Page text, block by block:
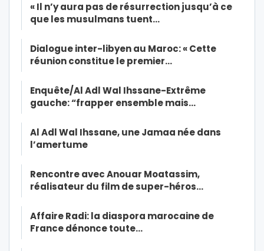
« Il n’y aura pas de résurrection jusqu’à ce
que les musulmans tuent…
Dialogue inter-libyen au Maroc: « Cette
réunion constitue le premier…
Enquête/Al Adl Wal Ihssane-Extrême
gauche: “frapper ensemble mais…
Al Adl Wal Ihssane, une Jamaa née dans
l’amertume
Rencontre avec Anouar Moatassim,
réalisateur du film de super-héros…
Affaire Radi: la diaspora marocaine de
France dénonce toute…